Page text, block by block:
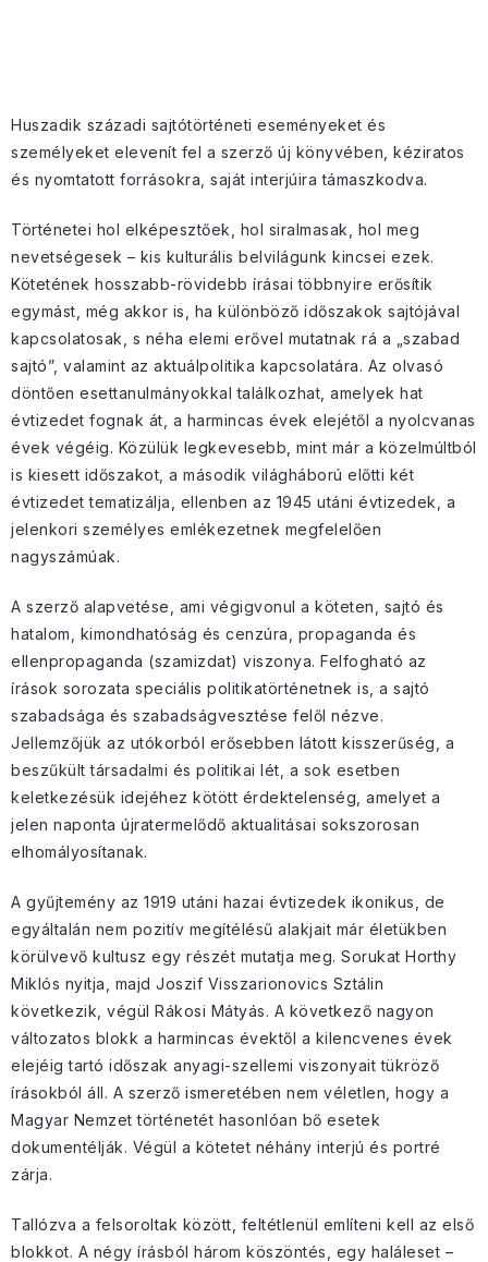
Huszadik századi sajtótörténeti eseményeket és
személyeket elevenít fel a szerző új könyvében, kéziratos
és nyomtatott forrásokra, saját interjúira támaszkodva.
Történetei hol elképesztőek, hol siralmasak, hol meg
nevetségesek – kis kulturális belvilágunk kincsei ezek.
Kötetének hosszabb-rövidebb írásai többnyire erősítik
egymást, még akkor is, ha különböző időszakok sajtójával
kapcsolatosak, s néha elemi erővel mutatnak rá a „szabad
sajtó”, valamint az aktuálpolitika kapcsolatára. Az olvasó
döntően esettanulmányokkal találkozhat, amelyek hat
évtizedet fognak át, a harmincas évek elejétől a nyolcvanas
évek végéig. Közülük legkevesebb, mint már a közelmúltból
is kiesett időszakot, a második világháború előtti két
évtizedet tematizálja, ellenben az 1945 utáni évtizedek, a
jelenkori személyes emlékezetnek megfelelően
nagyszámúak.
A szerző alapvetése, ami végigvonul a köteten, sajtó és
hatalom, kimondhatóság és cenzúra, propaganda és
ellenpropaganda (szamizdat) viszonya. Felfogható az
írások sorozata speciális politikatörténetnek is, a sajtó
szabadsága és szabadságvesztése felől nézve.
Jellemzőjük az utókorból erősebben látott kisszerűség, a
beszűkült társadalmi és politikai lét, a sok esetben
keletkezésük idejéhez kötött érdektelenség, amelyet a
jelen naponta újratermelődő aktualitásai sokszorosan
elhomályosítanak.
A gyűjtemény az 1919 utáni hazai évtizedek ikonikus, de
egyáltalán nem pozitív megítélésű alakjait már életükben
körülvevő kultusz egy részét mutatja meg. Sorukat Horthy
Miklós nyitja, majd Joszif Visszarionovics Sztálin
következik, végül Rákosi Mátyás. A következő nagyon
változatos blokk a harmincas évektől a kilencvenes évek
elejéig tartó időszak anyagi-szellemi viszonyait tükröző
írásokból áll. A szerző ismeretében nem véletlen, hogy a
Magyar Nemzet történetét hasonlóan bő esetek
dokumentélják. Végül a kötetet néhány interjú és portré
zárja.
Tallózva a felsoroltak között, feltétlenül említeni kell az első
blokkot. A négy írásból három köszöntés, egy haláleset –